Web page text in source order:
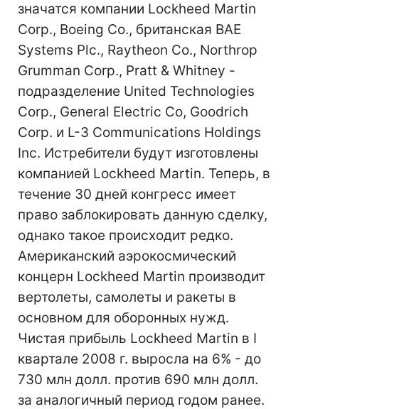
значатся компании Lockheed Martin
Corp., Boeing Co., британская BAE
Systems Plc., Raytheon Co., Northrop
Grumman Corp., Pratt & Whitney -
подразделение United Technologies
Corp., General Electric Co, Goodrich
Corp. и L-3 Communications Holdings
Inc. Истребители будут изготовлены
компанией Lockheed Martin. Теперь, в
течение 30 дней конгресс имеет
право заблокировать данную сделку,
однако такое происходит редко.
Американский аэрокосмический
концерн Lockheed Martin производит
вертолеты, самолеты и ракеты в
основном для оборонных нужд.
Чистая прибыль Lockheed Martin в I
квартале 2008 г. выросла на 6% - до
730 млн долл. против 690 млн долл.
за аналогичный период годом ранее.